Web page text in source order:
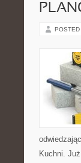
POSTED
Kuchni.